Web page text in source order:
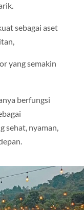
sebagai aset
yang semakin
berfungsi
sehat, nyaman,